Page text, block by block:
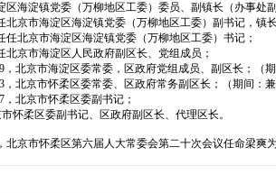
淀镇党委（万柳地区工委）委员、副镇长（办事处
京市海淀区海淀镇党委（万柳地区工委）副书记，镇
北京市海淀区海淀镇党委（万柳地区工委）书记；
京市海淀区人民政府副区长、党组成员；
北京市海淀区委常委，区政府党组成员、副区长；（期
北京市怀柔区委常委、区政府常务副区长；（期间：兼
北京市怀柔区委副书记；
柔区委副书记、区政府副区长、代理区长。
京市怀柔区第六届人大常委会第二十次会议任命梁爽